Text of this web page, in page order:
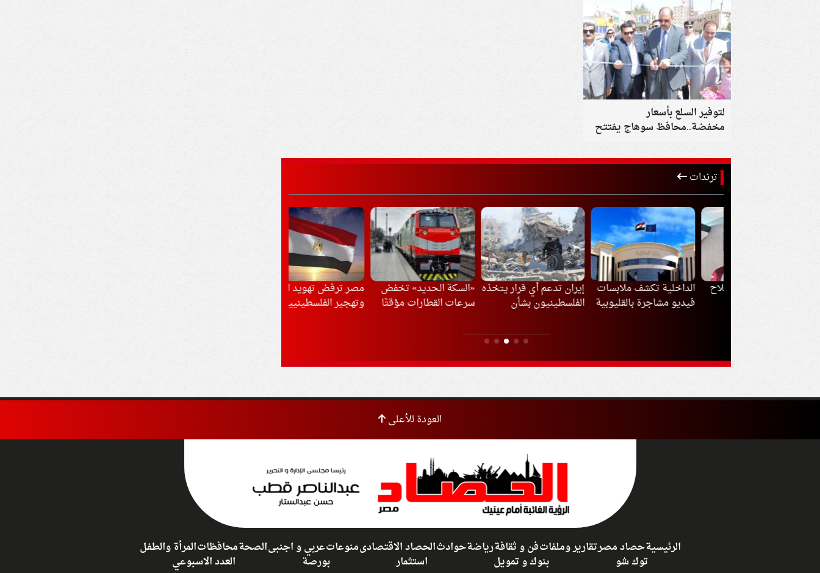
لتوفير السلع بأسعار
مخفضة..محافظ سوهاج يفتتح
ترندات
الداخلية تكشف ملابسات
فيديو مشاجرة بالقليوبية
إيران تدعم أي قرار يتخذه
الفلسطينيون بشأن
«السكة الحديد» تخفض
سرعات القطارات مؤقتًا
مصر ترفض تهويد القدس
وتهجير الفلسطينيين
العودة للأعلى
الرئيسيةحصاد مصرتقارير وملفاتفن و ثقافةرياضةحوادثالحصاد الاقتصادىمنوعاتعربي و اجنبىالصحةمحافظاتالمرأة والطفل
توك شو
بنوك و تمويل استثمار بورصة العدد الاسبوعي